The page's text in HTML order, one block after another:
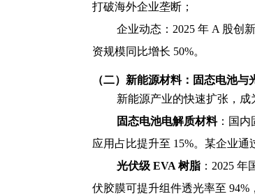
打破海外企业垄断；
企业动态：2025 年 A 股创
资规模同比增长 50%。
（二）新能源材料：固态电池
新能源产业的快速扩张，成
固态电池电解质材料：国内
应用占比提升至 15%。某企业
光伏级 EVA 树脂 ：2025
伏胶膜可提升组件透光率至 94%